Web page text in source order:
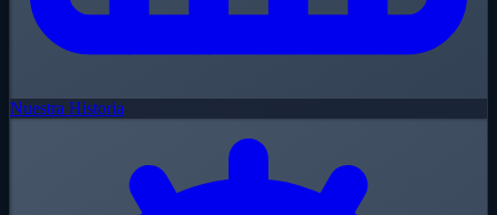
Nuestra Historia